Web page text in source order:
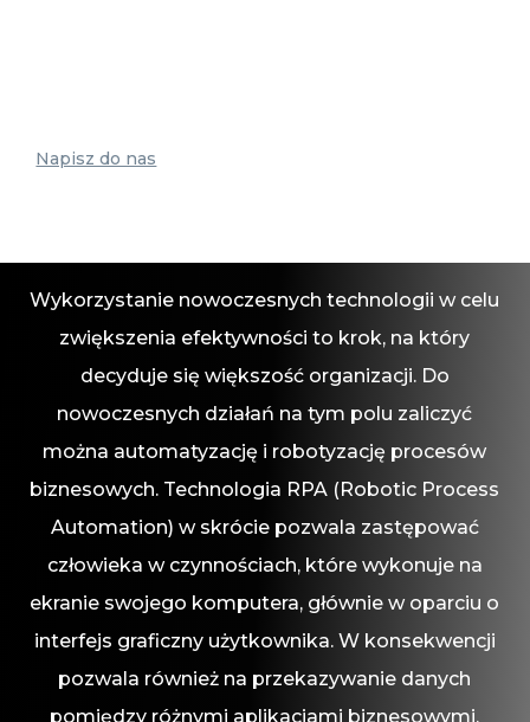
Napisz do nas
Wykorzystanie nowoczesnych technologii w celu
zwiększenia efektywności to krok, na który
decyduje się większość organizacji. Do
nowoczesnych działań na tym polu zaliczyć
można automatyzację i robotyzację procesów
biznesowych. Technologia RPA (Robotic Process
Automation) w skrócie pozwala zastępować
człowieka w czynnościach, które wykonuje na
ekranie swojego komputera, głównie w oparciu o
interfejs graficzny użytkownika. W konsekwencji
pozwala również na przekazywanie danych
pomiędzy różnymi aplikacjami biznesowymi,